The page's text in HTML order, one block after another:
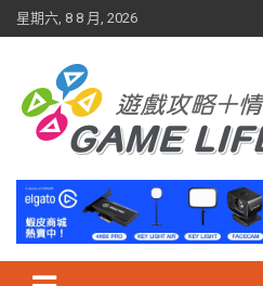
Skip
to
星期六, 8 8 月, 2026